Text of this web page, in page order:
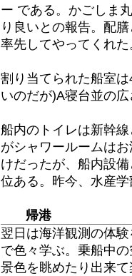
ー である。かごしま
り良いとの報告。配
率先してやってくれた
割り当てられた船室
いのだが)A寝台並の
船内のトイレは新幹
がシャワールームは
けだったが、船内設
位ある。昨今、水産
帰港
翌日は海洋観測の体
で色々学ぶ。乗船中
景色を眺めたり出来て